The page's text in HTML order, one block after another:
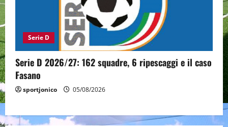
Serie D
Serie D 2026/27: 162 squadre, 6 ripescaggi e il caso
Fasano
sportjonico 05/08/2026